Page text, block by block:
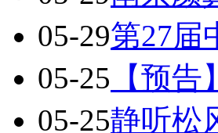
05-29第27届
05-25 【预
05-25静听